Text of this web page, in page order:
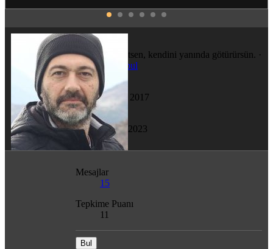
mesuduz
Her nereye gitsen, kendini yanında götürürsün. ·
Konum
İstanbul
Katılım
24 Kas 2017
Son görülme
27 Nis 2023
Mesajlar
15
Tepkime Puanı
11
Bul